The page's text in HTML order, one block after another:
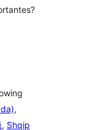
,
, Shqip